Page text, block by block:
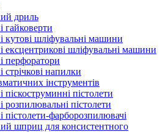
дриль
гайковерти
кутові шліфувальні машини
ексцентрикові шліфувальні машини
перфоратори
напилки
інструментів
пістолети
розпилювальні пістолети
пістолети-фарборозпилювачі
шприц для консистентного